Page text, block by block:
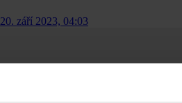
20. září 2023, 04:03